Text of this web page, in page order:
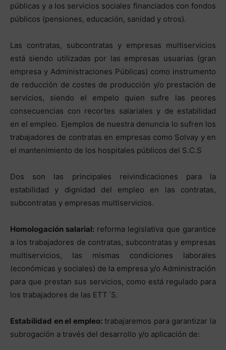
públicas y a los servicios sociales financiados con fondos
públicos (pensiones, educación, sanidad y otros).
Las contratas, subcontratas y empresas multiservicios
está siendo utilizadas por las empresas usuarias (gran
empresa y Administraciones Públicas) como instrumento
de reducción de costes de producción y/o prestación de
servicios, siendo el empelo quien sufre las peores
consecuencias con recortes salariales y de estabilidad
en el empleo. Ejemplos de nuestra denuncia lo sufren los
trabajadores de contratas en empresas como Solvay y en
el mantenimiento de los hospitales públicos del S.C.S
Dos son las principales reivindicaciones para la
estabilidad y dignidad del empleo en las contratas,
subcontratas y empresas multiservicios.
Homologación salarial: reforma legislativa que garantice
a los trabajadores de contratas, subcontratas y empresas
multiservicios, las mismas condiciones laborales
(económicas y sociales) de la empresa y/o Administración
para que prestan sus servicios, como está regulado para
los trabajadores de las ETT´S.
Estabilidad en el empleo: trabajaremos para garantizar la
subrogación a través del desarrollo y/o aplicación de: